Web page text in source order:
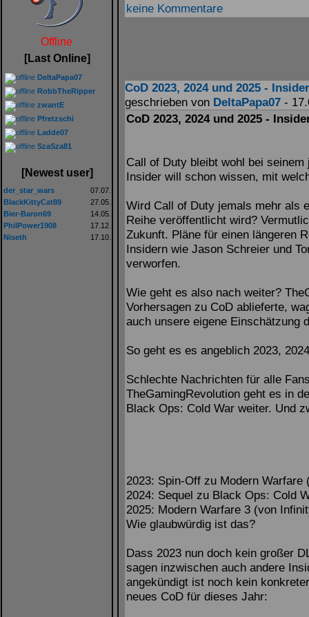
Offline
[Last Online]
DeltaPapa07
RobbTheRipper
zwantE
Pfretzschi
Ladde07
SzaSza81
[Newest user]
der_star_wars
07.07.
BlackKittyCat89
27.05.
Bier-Baron69
14.05.
PhilPower1908
17.12.
Niseth
17.10.
keine Kommentare
CoD 2023, 2024 und 2025 -
geschrieben von DeltaPapa07-
CoD 2023, 2024 und 2025 -
Call of Duty bleibt wohl bei
Insider will schon wissen, mit
Wird Call of Duty jemals mehr als
Reihe veröffentlicht wird?
Zukunft. Pläne für einen längeren
Insidern wie Jason Schreier und
verworfen.
Wie geht es also nach weiter?
Vorhersagen zu CoD ablieferte,
auch unsere eigene Einschätzung
So geht es es angeblich 2023,
Schlechte Nachrichten für alle
TheGamingRevolution geht es in
Black Ops: Cold War weiter. Und
2023: Spin-Off zu Modern Warfare
2024: Sequel zu Black Ops: Cold
2025: Modern Warfare 3 (von
Wie glaubwürdig ist das?
Dass 2023 nun doch kein großer
sagen inzwischen auch andere
angekündigt ist noch kein
neues CoD für dieses Jahr: